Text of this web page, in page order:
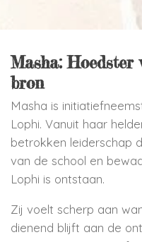
Masha: Hoedster
bron
Masha is
Lophi. Vanuit haar
betrokken leiderschap
van de school en
Lophi is ontstaan.
Zij voelt scherp aan
dienend blijft aan de